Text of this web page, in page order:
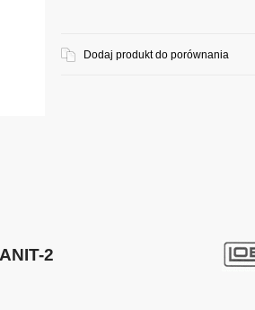
Dodaj produkt do porównania
2